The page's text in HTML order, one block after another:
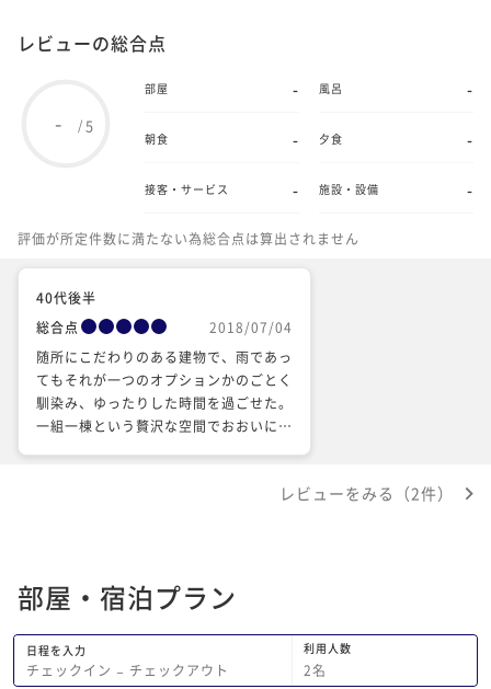
レビューの総合点
- /5
部屋 - 風呂 -
朝食 - 夕食 -
接客・サービス - 施設・設備 -
評価が所定件数に満たない為総合点は算出されません
40代後半
総合点
2018/07/04
随所にこだわりのある建物で、雨であっ
てもそれが一つのオプションかのごとく
馴染み、ゆったりした時間を過ごせた。
一組一棟という贅沢な空間でおおいに満
ど、支度のために動き出す気配がして少レビューをみる（2件）
部屋・宿泊プラン
日程を入力
チェックイン − チェックアウト
利用人数
2名